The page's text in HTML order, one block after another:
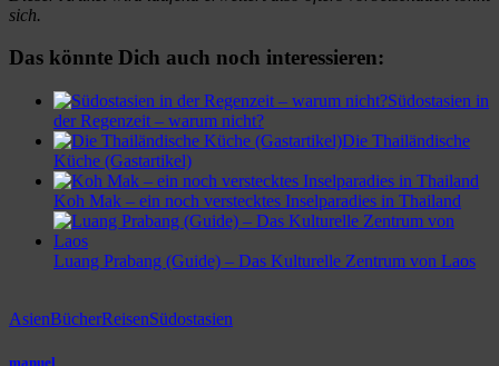
sich.
Das könnte Dich auch noch interessieren:
Südostasien in
der Regenzeit – warum nicht?
Die Thailändische
Küche (Gastartikel)
Koh Mak – ein noch verstecktes Inselparadies in Thailand
Luang Prabang (Guide) – Das Kulturelle Zentrum von Laos
AsienBücherReisenSüdostasien
manuel